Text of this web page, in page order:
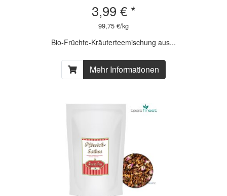
3,99 € *
99,75 €/kg
Bio-Früchte-Kräuterteemischung aus...
Mehr Informationen